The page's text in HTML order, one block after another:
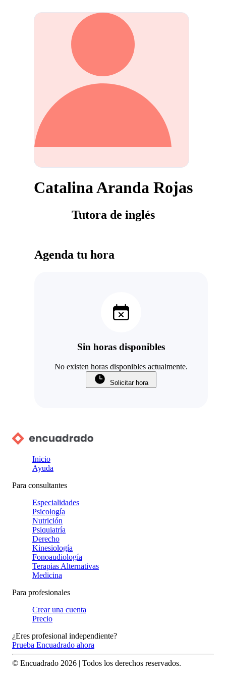
Catalina Aranda Rojas
Tutora de inglés
Agenda tu hora
Sin horas disponibles
No existen horas disponibles actualmente.
Solicitar hora
Inicio
Ayuda
Para consultantes
Especialidades
Psicología
Nutrición
Psiquiatría
Derecho
Kinesiología
Fonoaudiología
Terapias Alternativas
Medicina
Para profesionales
Crear una cuenta
Precio
¿Eres profesional independiente?
Prueba Encuadrado ahora
© Encuadrado 2026 | Todos los derechos reservados.